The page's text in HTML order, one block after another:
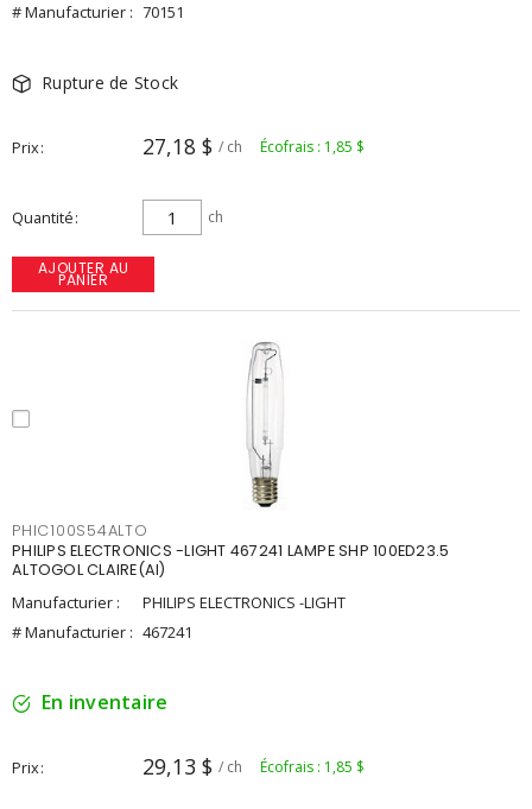
# Manufacturier : 70151
Rupture de Stock
Prix 27,18 $ / ch Écofrais : 1,85 $
Quantité ch
AJOUTER AU
PANIER
PHIC100S54ALTO
PHILIPS ELECTRONICS -LIGHT 467241 LAMPE SHP 100ED23.5
ALTOGOL CLAIRE(AI)
Manufacturier :
PHILIPS ELECTRONICS -LIGHT
# Manufacturier : 467241
En inventaire
Prix 29,13 $ / ch Écofrais : 1,85 $